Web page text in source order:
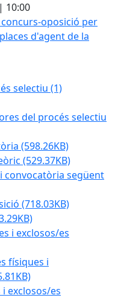
10:00
oposició per
selectiu (1)
del procés selectiu
(598.26KB)
(529.37KB)
convocatòria següent
(718.03KB)
i exclosos/es
físiques i
exclosos/es